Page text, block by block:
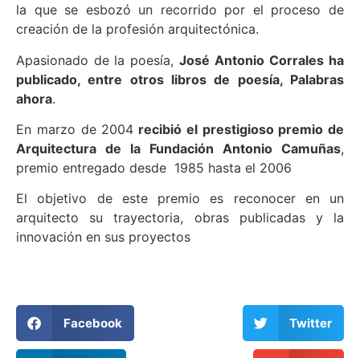
la que se esbozó un recorrido por el proceso de
creación de la profesión arquitectónica.
Apasionado de la poesía, José Antonio Corrales ha
publicado, entre otros libros de poesía, Palabras
ahora.
En marzo de 2004 recibió el prestigioso premio de
Arquitectura de la Fundación Antonio Camuñas,
premio entregado desde 1985 hasta el 2006
El objetivo de este premio es reconocer en un
arquitecto su trayectoria, obras publicadas y la
innovación en sus proyectos
Facebook Twitter